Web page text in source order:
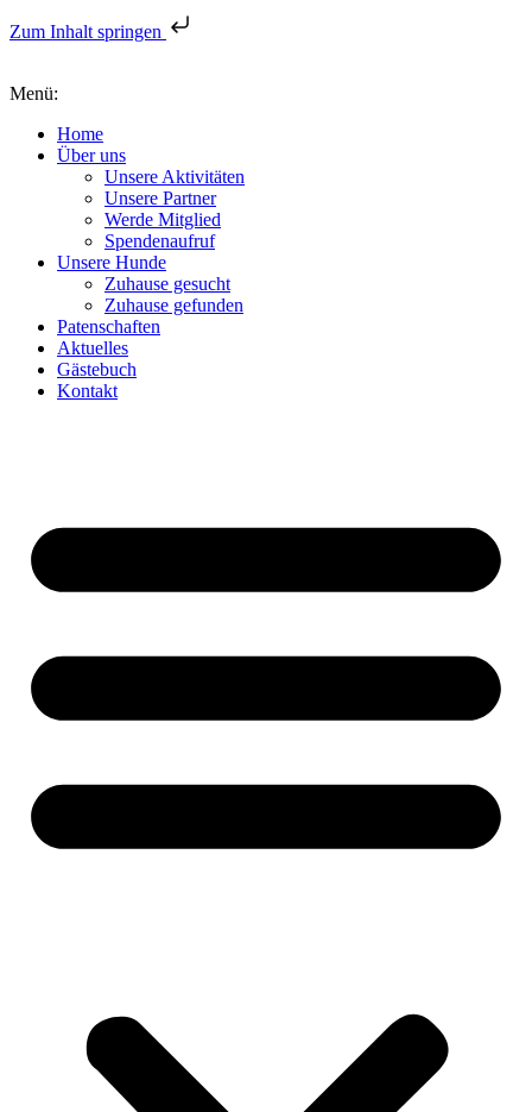
Zum Inhalt springen
Menü:
Home
Über uns
Unsere Aktivitäten
Unsere Partner
Werde Mitglied
Spendenaufruf
Unsere Hunde
Zuhause gesucht
Zuhause gefunden
Patenschaften
Aktuelles
Gästebuch
Kontakt